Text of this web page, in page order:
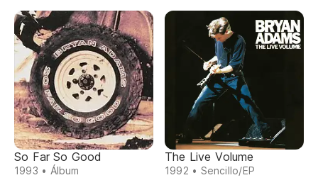
So Far So Good
1993 • Álbum
The Live Volume
1992 • Sencillo/EP